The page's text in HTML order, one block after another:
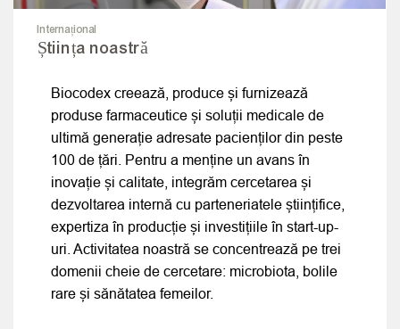
Internațional
Știința noastră
Biocodex creează, produce și furnizează
produse farmaceutice și soluții medicale de
ultimă generație adresate pacienților din peste
100 de țări. Pentru a menține un avans în
inovație și calitate, integrăm cercetarea și
dezvoltarea internă cu parteneriatele științifice,
expertiza în producție și investițiile în start-up-
uri. Activitatea noastră se concentrează pe trei
domenii cheie de cercetare: microbiota, bolile
rare și sănătatea femeilor.